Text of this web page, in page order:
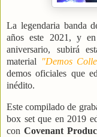
La legendaria banda
años este 2021, y
aniversario, subirá
material "Demos
demos oficiales que
inédito.
Este compilado de
box set que en 2019
con Covenant